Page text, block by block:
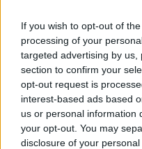
If you wish to opt-out of
processing of your
targeted advertising by
section to confirm your
opt-out request is
interest-based ads based
us or personal information
your opt-out. You may
disclosure of your